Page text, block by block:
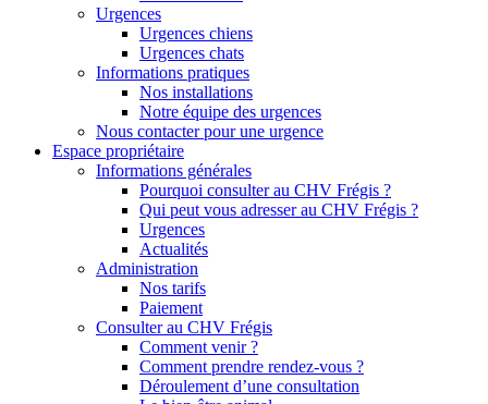
Urgences
Urgences chiens
Urgences chats
Informations pratiques
Nos installations
Notre équipe des urgences
Nous contacter pour une urgence
Espace propriétaire
Informations générales
Pourquoi consulter au CHV Frégis ?
Qui peut vous adresser au CHV Frégis ?
Urgences
Actualités
Administration
Nos tarifs
Paiement
Consulter au CHV Frégis
Comment venir ?
Comment prendre rendez-vous ?
Déroulement d’une consultation